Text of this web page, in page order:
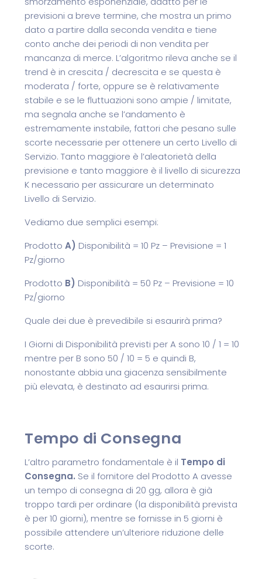
previsioni a breve termine, che mostra un primo
dato a partire dalla seconda vendita e tiene
conto anche dei periodi di non vendita per
mancanza di merce. L’algoritmo rileva anche se il
trend è in crescita / decrescita e se questa è
moderata / forte, oppure se è relativamente
stabile e se le fluttuazioni sono ampie / limitate,
ma segnala anche se l’andamento è
estremamente instabile, fattori che pesano sulle
scorte necessarie per ottenere un certo Livello di
Servizio. Tanto maggiore è l’aleatorietà della
previsione e tanto maggiore è il livello di sicurezza
K necessario per assicurare un determinato
Livello di Servizio.
Vediamo due semplici esempi:
Prodotto A) Disponibilità = 10 Pz – Previsione = 1
Pz/giorno
Prodotto B) Disponibilità = 50 Pz – Previsione = 10
Pz/giorno
Quale dei due è prevedibile si esaurirà prima?
I Giorni di Disponibilità previsti per A sono 10 / 1 = 10
mentre per B sono 50 / 10 = 5 e quindi B,
nonostante abbia una giacenza sensibilmente
più elevata, è destinato ad esaurirsi prima.
Tempo di Consegna
L’altro parametro fondamentale è il Tempo di
Consegna. Se il fornitore del Prodotto A avesse
un tempo di consegna di 20 gg, allora è già
troppo tardi per ordinare (la disponibilità prevista
è per 10 giorni), mentre se fornisse in 5 giorni è
possibile attendere un’ulteriore riduzione delle
scorte.